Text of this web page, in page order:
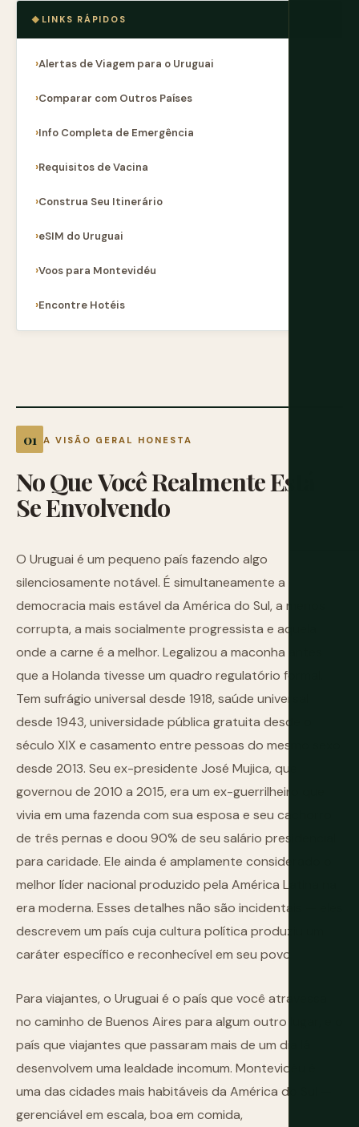
A VISÃO GERAL HONESTA
NoQueVocêRealmenteEstá
SeEnvolvendo
O Uruguai é um pequeno país fazendo algo
silenciosamente notável. É simultaneamente a
democracia mais estável da América do Sul, a menos
corrupta, a mais socialmente progressista e aquela
onde a carne é a melhor. Legalizou a maconha antes
que a Holanda tivesse um quadro regulatório formal.
Tem sufrágio universal desde 1918, saúde universal
desde 1943, universidade pública gratuita desde o
século XIX e casamento entre pessoas do mesmo sexo
desde 2013. Seu ex-presidente José Mujica, que
governou de 2010 a 2015, era um ex-guerrilheiro que
vivia em uma fazenda com sua esposa e seu cachorro
de três pernas e doou 90% de seu salário presidencial
para caridade. Ele ainda é amplamente considerado o
melhor líder nacional produzido pela América Latina na
era moderna. Esses detalhes não são incidentais — eles
descrevem um país cuja cultura política produziu um
caráter específico e reconhecível em seu povo.
Para viajantes, o Uruguai é o país que você atravessa
no caminho de Buenos Aires para algum outro lugar, e o
país que viajantes que passaram mais de um dia lá
desenvolvem uma lealdade incomum. Montevidéu é
uma das cidades mais habitáveis da América do Sul —
gerenciável em escala, boa em comida,
LINKS RÁPIDOS
Alertas de Viagem para o Uruguai
Comparar com Outros Países
Info Completa de Emergência
Requisitos de Vacina
Construa Seu Itinerário
eSIM do Uruguai
Voos para Montevidéu
Encontre Hotéis